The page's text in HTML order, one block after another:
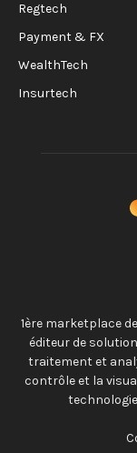
Regtech
Payment & FX
WealthTech
Insurtech
1ère marketplace
éditeur de
traitement et
contrôle et la